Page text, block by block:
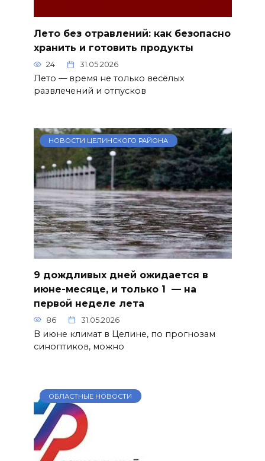
Лето без отравлений: как безопасно
хранить и готовить продукты
24 31.05.2026
Лето — время не только весёлых
развлечений и отпусков
НОВОСТИ ЦЕЛИНСКОГО РАЙОНА
9 дождливых дней ожидается в
июне-месяце, и только 1 — на
первой неделе лета
86 31.05.2026
В июне климат в Целине, по прогнозам
синоптиков, можно
ОБЛАСТНЫЕ НОВОСТИ